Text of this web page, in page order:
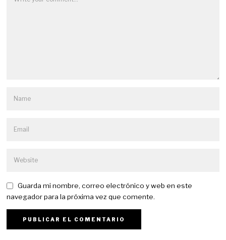
Guarda mi nombre, correo electrónico y web en este
navegador para la próxima vez que comente.